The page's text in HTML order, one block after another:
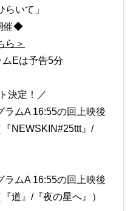
らいて」
催◆
ら＞
Eは予告5分
決定！／
ラムA 16:55の回上映後
NEWSKIN#25ttt』/
ラムA 16:55の回上映後
道』/『夜の星へ』）